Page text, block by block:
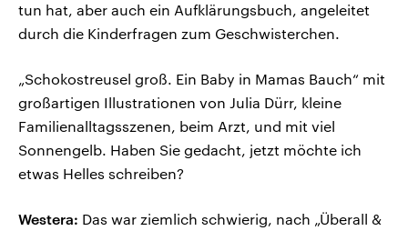
tun hat, aber auch ein Aufklärungsbuch, angeleitet
durch die Kinderfragen zum Geschwisterchen.
„Schokostreusel groß. Ein Baby in Mamas Bauch“ mit
großartigen Illustrationen von Julia Dürr, kleine
Familienalltagsszenen, beim Arzt, und mit viel
Sonnengelb. Haben Sie gedacht, jetzt möchte ich
etwas Helles schreiben?
Westera: Das war ziemlich schwierig, nach „Überall &